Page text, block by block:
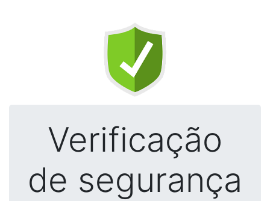
Verificação
de segurança